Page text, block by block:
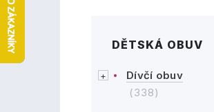
DĚTSKÁ OBUV
Dívčí obuv
(338)